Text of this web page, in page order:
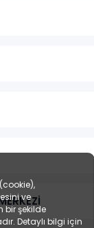
ve
bir şekilde
Detaylı bilgi için